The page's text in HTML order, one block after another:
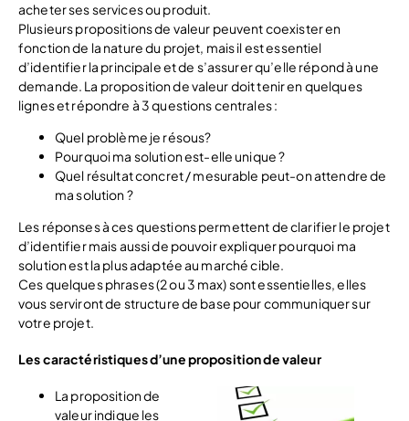
acheter ses services ou produit.
Plusieurs propositions de valeur peuvent coexister en
fonction de la nature du projet, mais il est essentiel
d’identifier la principale et de s’assurer qu’elle répond à une
demande. La proposition de valeur doit tenir en quelques
lignes et répondre à 3 questions centrales :
Quel problème je résous?
Pourquoi ma solution est-elle unique ?
Quel résultat concret / mesurable peut-on attendre de
ma solution ?
Les réponses à ces questions permettent de clarifier le projet
d’identifier mais aussi de pouvoir expliquer pourquoi ma
solution est la plus adaptée au marché cible.
Ces quelques phrases (2 ou 3 max) sont essentielles, elles
vous serviront de structure de base pour communiquer sur
votre projet.
Les caractéristiques d’une proposition de valeur
La proposition de
valeur indique les